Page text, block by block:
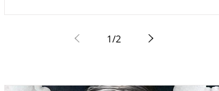
1/2